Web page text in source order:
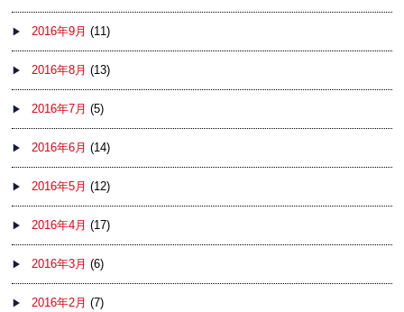
2016年9月 (11)
2016年8月 (13)
2016年7月 (5)
2016年6月 (14)
2016年5月 (12)
2016年4月 (17)
2016年3月 (6)
2016年2月 (7)